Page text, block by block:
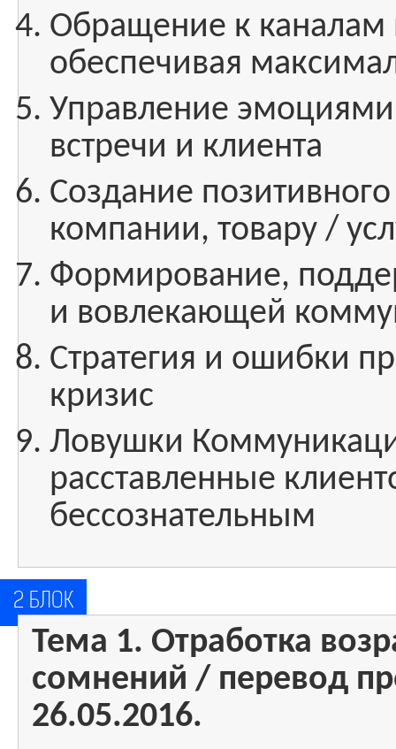
Обращение к каналам
обеспечивая
Управление
встречи и клиента
Создание
компании, товару /
Формирование,
и вовлекающей
Стратегия и ошибки
кризис
Ловушки
расставленные
бессознательным
2 БЛОК
Тема 1. Отработка
сомнений / перевод
26.05.2016.